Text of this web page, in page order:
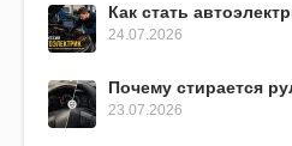
Как стать
24.07.2026
Почему стирается
23.07.2026